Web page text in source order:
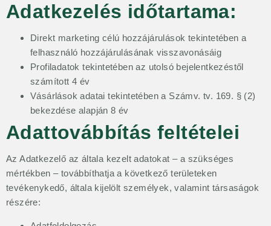
Adatkezelés időtartama:
Direkt marketing célú hozzájárulások tekintetében a
felhasználó hozzájárulásának visszavonásáig
Profiladatok tekintetében az utolsó bejelentkezéstől
számított 4 év
Vásárlások adatai tekintetében a Számv. tv. 169. § (2)
bekezdése alapján 8 év
Adattovábbítás feltételei
Az Adatkezelő az általa kezelt adatokat – a szükséges
mértékben – továbbíthatja a következő területeken
tevékenykedő, általa kijelölt személyek, valamint társaságok
részére: